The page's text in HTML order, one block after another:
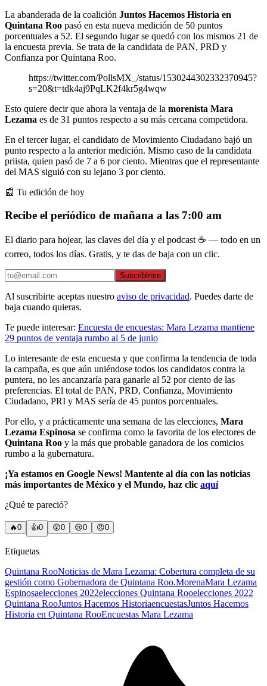
La abanderada de la coalición Juntos Hacemos Historia en
Quintana Roo pasó en esta nueva medición de 50 puntos
porcentuales a 52. El segundo lugar se quedó con los mismos 21 de
la encuesta previa. Se trata de la candidata de PAN, PRD y
Confianza por Quintana Roo.
https://twitter.com/PollsMX_/status/1530244302332370945?
s=20&t=tdk4aj9PqLK2f4kr5g4wqw
Esto quiere decir que ahora la ventaja de la morenista Mara
Lezama es de 31 puntos respecto a su más cercana competidora.
En el tercer lugar, el candidato de Movimiento Ciudadano bajó un
punto respecto a la anterior medición. Mismo caso de la candidata
priista, quien pasó de 7 a 6 por ciento. Mientras que el representante
del MAS siguió con su lejano 3 por ciento.
📰 Tu edición de hoy
Recibe el periódico de mañana a las 7:00 am
El diario para hojear, las claves del día y el podcast ☕ — todo en un
correo, todos los días. Gratis, y te das de baja con un clic.
Suscribirme
Al suscribirte aceptas nuestro aviso de privacidad. Puedes darte de
baja cuando quieras.
Te puede interesar: Encuesta de encuestas: Mara Lezama mantiene
29 puntos de ventaja rumbo al 5 de junio
Lo interesante de esta encuesta y que confirma la tendencia de toda
la campaña, es que aún uniéndose todos los candidatos contra la
puntera, no les ancanzaría para ganarle al 52 por ciento de las
preferencias. El total de PAN, PRD, Confianza, Movimiento
Ciudadano, PRI y MAS sería de 45 puntos porcentuales.
Por ello, y a prácticamente una semana de las elecciones, Mara
Lezama Espinosa se confirma como la favorita de los electores de
Quintana Roo y la más que probable ganadora de los comicios
rumbo a la gubernatura.
¡Ya estamos en Google News! Mantente al día con las noticias
más importantes de México y el Mundo, haz clic aquí
¿Qué te pareció?
🔥0 👍0 😲0 😢0 😠0
Etiquetas
Quintana RooNoticias de Mara Lezama: Cobertura completa de su
gestión como Gobernadora de Quintana Roo.MorenaMara Lezama
Espinosaelecciones 2022elecciones Quintana Rooelecciones 2022
Quintana RooJuntos Hacemos HistoriaencuestasJuntos Hacemos
Historia en Quintana RooEncuestas Mara Lezama